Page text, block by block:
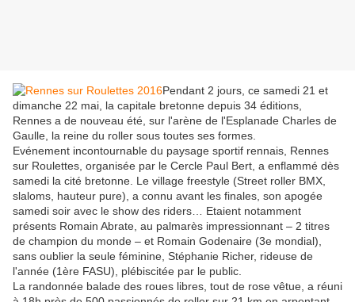
Pendant 2 jours, ce samedi 21 et
dimanche 22 mai, la capitale bretonne depuis 34 éditions,
Rennes a de nouveau été, sur l'arène de l'Esplanade Charles de
Gaulle, la reine du roller sous toutes ses formes.
Evénement incontournable du paysage sportif rennais, Rennes
sur Roulettes, organisée par le Cercle Paul Bert, a enflammé dès
samedi la cité bretonne. Le village freestyle (Street roller BMX,
slaloms, hauteur pure), a connu avant les finales, son apogée
samedi soir avec le show des riders… Etaient notamment
présents Romain Abrate, au palmarès impressionnant – 2 titres
de champion du monde – et Romain Godenaire (3e mondial),
sans oublier la seule féminine, Stéphanie Richer, rideuse de
l'année (1ère FASU), plébiscitée par le public.
La randonnée balade des roues libres, tout de rose vêtue, a réuni